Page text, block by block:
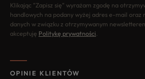
Klikając "Zapisz się" wyrażam zgodę na
handlowych na podany wyżej adres e-mail oraz
danych w związku z otrzymywanym
akceptuję Politykę prywatności
OPINIE KLIENTÓW